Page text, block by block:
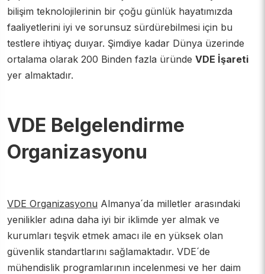
42001 Yapay Zeka Yönetim Sistemi
29993 Eğitim ve Öğretim Hizmetleri Yönetim Sistemi
27034 Uygulama Yönetim Sistemleri
18295 Müşteri İletişim Merkezleri Standardı
EN 15224 Sağlık Hizmetleri Kalite Yönetim Sistemi
14064 Sera Gazı Hesaplama ve Doğrulama Yönetim Sistemi
14067 Karbon Ayak İzi Belgelendirme
14021 Tip II Kendinden Beyanlı Çevre Etiketleri
İşareti Hangi Ülkelerde Geçerlidir?
Birliği Uygunluğu Beyanı Nedir?
Belgesi Hangi Ürünleri Kapsar?
Belgesi Almak
İşaretleme Sistemi Almak İsteyen İşletme Neleri Araştırmalı?
Belgesi Zorunlu Ürünler
CE Belgesi
bilişim teknolojilerinin bir çoğu günlük hayatımızda
faaliyetlerini iyi ve sorunsuz sürdürebilmesi için bu
testlere ihtiyaç duıyar. Şimdiye kadar Dünya üzerinde
ortalama olarak 200 Binden fazla üründe VDE İşareti
yer almaktadır.
VDE Belgelendirme
Organizasyonu
VDE Organizasyonu Almanya´da milletler arasındaki
yenilikler adına daha iyi bir iklimde yer almak ve
kurumları teşvik etmek amacı ile en yüksek olan
güvenlik standartlarını sağlamaktadır. VDE´de
mühendislik programlarının incelenmesi ve her daim